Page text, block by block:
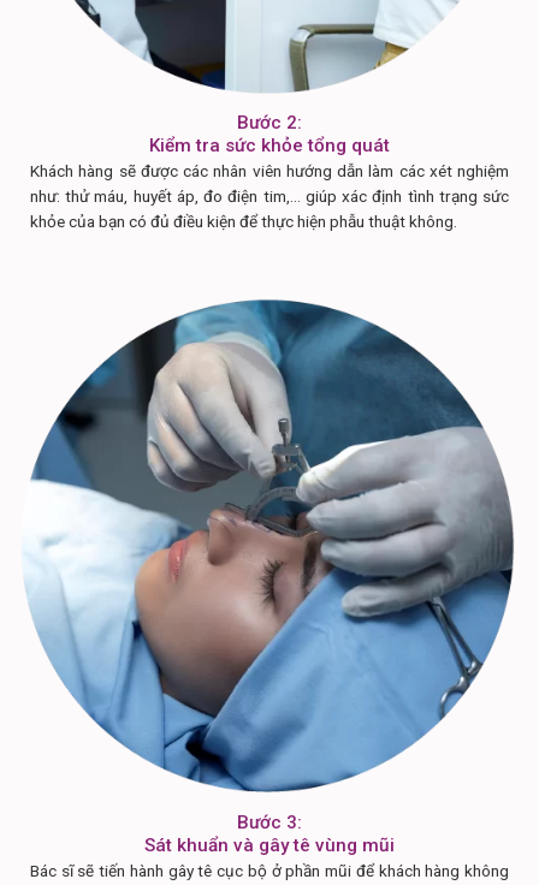
Bước 2:
Kiểm tra sức khỏe tổng quát
Khách hàng sẽ được các nhân viên hướng dẫn làm các xét nghiệm
như: thử máu, huyết áp, đo điện tim,… giúp xác định tình trạng sức
khỏe của bạn có đủ điều kiện để thực hiện phẫu thuật không.
Bước 3:
Sát khuẩn và gây tê vùng mũi
Bác sĩ sẽ tiến hành gây tê cục bộ ở phần mũi để khách hàng không